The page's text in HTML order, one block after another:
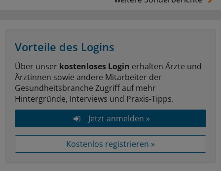
Vorteile des Logins
Über unser kostenloses Login erhalten Ärzte und
Ärztinnen sowie andere Mitarbeiter der
Gesundheitsbranche Zugriff auf mehr
Hintergründe, Interviews und Praxis-Tipps.
Jetzt anmelden »
Kostenlos registrieren »